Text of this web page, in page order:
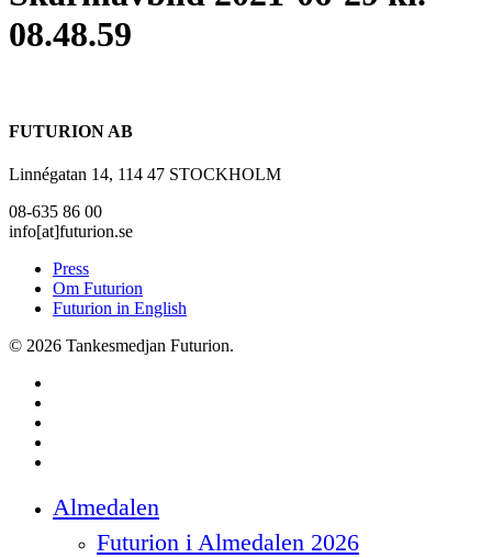
08.48.59
FUTURION AB
Linnégatan 14, 114 47 STOCKHOLM
08-635 86 00
info[at]futurion.se
Press
Om Futurion
Futurion in English
© 2026 Tankesmedjan Futurion.
Menu
Almedalen
Futurion i Almedalen 2026